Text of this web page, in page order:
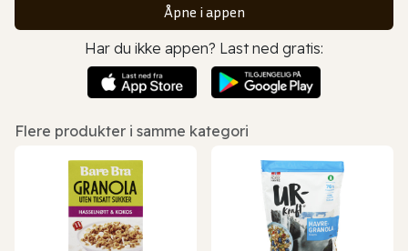
Åpne i appen
Har du ikke appen? Last ned gratis:
Flere produkter i samme kategori